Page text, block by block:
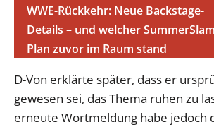
WWE-Rückkehr: Neue Backstage-
Details – und welcher
Plan zuvor im Raum stand
D-Von erklärte später, dass er
gewesen sei, das Thema ruhen zu
erneute Wortmeldung habe jedoch